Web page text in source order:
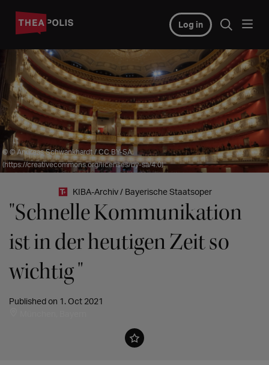
Log in
© © Andreas Schwankhardt / CC BY-SA
(https://creativecommons.org/licenses/by-sa/4.0)
KIBA-Archiv / Bayerische Staatsoper
"Schnelle Kommunikation
ist in der heutigen Zeit so
wichtig "
Published on 1. Oct 2021